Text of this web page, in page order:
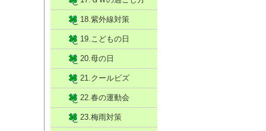
18.紫外線対策
19.こどもの日
20.母の日
21.クールビズ
22.春の運動会
23.梅雨対策